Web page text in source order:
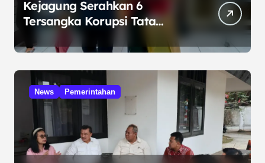
Kejagung Serahkan 6
Tersangka Korupsi Tata
Kelola Minyak ke Penuntut
Umum
News Pemerintahan